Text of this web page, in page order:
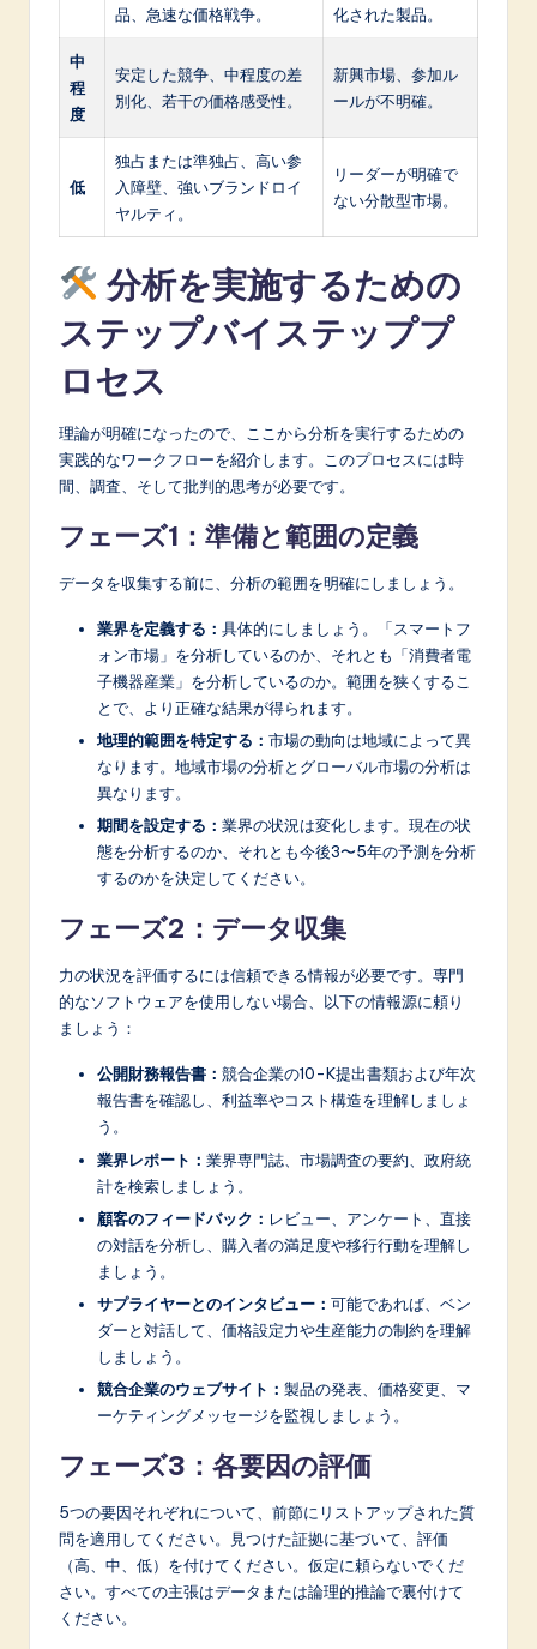
品、急速な価格戦争。
化された製品。
中
程
度
安定した競争、中程度の差
別化、若干の価格感受性。
新興市場、参加ル
ールが不明確。
低
独占または準独占、高い参
入障壁、強いブランドロイ
ヤルティ。
リーダーが明確で
ない分散型市場。
分析を実施するための
ステップバイステッププ
ロセス
理論が明確になったので、ここから分析を実行するための
実践的なワークフローを紹介します。このプロセスには時
間、調査、そして批判的思考が必要です。
フェーズ1：準備と範囲の定義
データを収集する前に、分析の範囲を明確にしましょう。
業界を定義する： 具体的にしましょう。「スマートフ
ォン市場」を分析しているのか、それとも「消費者電
子機器産業」を分析しているのか。範囲を狭くするこ
とで、より正確な結果が得られます。
地理的範囲を特定する： 市場の動向は地域によって異
なります。地域市場の分析とグローバル市場の分析は
異なります。
期間を設定する： 業界の状況は変化します。現在の状
態を分析するのか、それとも今後3〜5年の予測を分析
するのかを決定してください。
フェーズ2：データ収集
力の状況を評価するには信頼できる情報が必要です。専門
的なソフトウェアを使用しない場合、以下の情報源に頼り
ましょう：
公開財務報告書： 競合企業の10-K提出書類および年次
報告書を確認し、利益率やコスト構造を理解しましょ
う。
業界レポート： 業界専門誌、市場調査の要約、政府統
計を検索しましょう。
顧客のフィードバック： レビュー、アンケート、直接
の対話を分析し、購入者の満足度や移行行動を理解し
ましょう。
サプライヤーとのインタビュー： 可能であれば、ベン
ダーと対話して、価格設定力や生産能力の制約を理解
しましょう。
競合企業のウェブサイト： 製品の発表、価格変更、マ
ーケティングメッセージを監視しましょう。
フェーズ3：各要因の評価
5つの要因それぞれについて、前節にリストアップされた質
問を適用してください。見つけた証拠に基づいて、評価
（高、中、低）を付けてください。仮定に頼らないでくだ
さい。すべての主張はデータまたは論理的推論で裏付けて
ください。